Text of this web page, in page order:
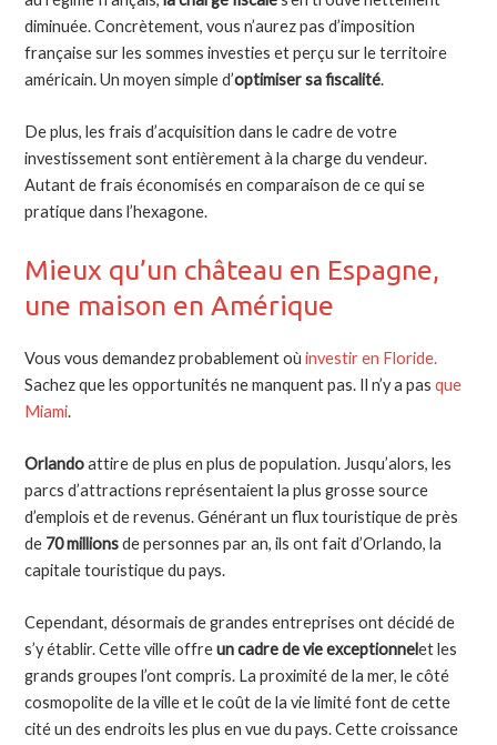
diminuée. Concrètement, vous n’aurez pas d’imposition
française sur les sommes investies et perçu sur le territoire
américain. Un moyen simple d’optimiser sa fiscalité.
De plus, les frais d’acquisition dans le cadre de votre
investissement sont entièrement à la charge du vendeur.
Autant de frais économisés en comparaison de ce qui se
pratique dans l’hexagone.
Mieux qu’un château en Espagne,
une maison en Amérique
Vous vous demandez probablement oùinvestir en Floride.
Sachez que les opportunités ne manquent pas. Il n’y a pasque
Miami.
Orlandoattire de plus en plus de population. Jusqu’alors, les
parcs d’attractions représentaient la plus grosse source
d’emplois et de revenus. Générant un flux touristique de près
de 70 millionsde personnes par an, ils ont fait d’Orlando, la
capitale touristique du pays.
Cependant, désormais de grandes entreprises ont décidé de
s’y établir. Cette ville offreun cadre de vie exceptionnelet les
grands groupes l’ont compris. La proximité de la mer, le côté
cosmopolite de la ville et le coût de la vie limité font de cette
cité un des endroits les plus en vue du pays. Cette croissance